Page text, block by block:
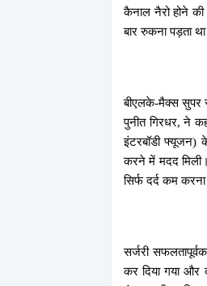
कैनाल नैरो होने
बार रुकना पड़ता था
बीएलके-मैक्स सुपर
पुनीत गिरधर, ने
इंटरबॉडी फ्यूजन)
करने में मदद
सिर्फ दर्द कम
सर्जरी
कर दिया गया और